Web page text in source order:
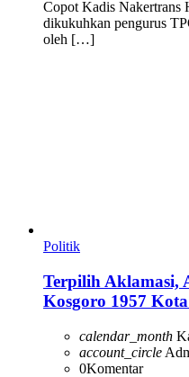
Copot Kadis Nakertrans
dikukuhkan pengurus
oleh […]
Politik
Terpilih Aklamasi,
Kosgoro 1957
calendar_month
account_circle
0Komentar